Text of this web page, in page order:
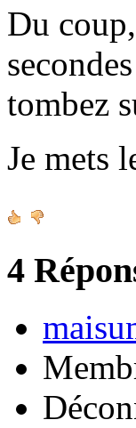
Du
tombez
Je mets
4